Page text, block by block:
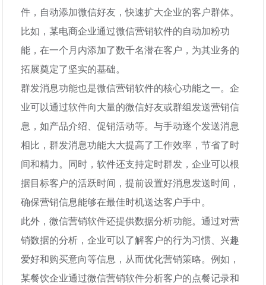
件，自动添加微信好友，快速扩大企业的客户群体。
比如，某电商企业通过微信营销软件的自动加粉功
能，在一个月内添加了数千名潜在客户，为其业务的
拓展奠定了坚实的基础。
群发消息功能也是微信营销软件的核心功能之一。企
业可以通过软件向大量的微信好友或群组发送营销信
息，如产品介绍、促销活动等。与手动逐个发送消息
相比，群发消息功能大大提高了工作效率，节省了时
间和精力。同时，软件还支持定时群发，企业可以根
据目标客户的活跃时间，提前设置好消息发送时间，
确保营销信息能够在最佳时机送达客户手中。
此外，微信营销软件还提供数据分析功能。通过对营
销数据的分析，企业可以了解客户的行为习惯、兴趣
爱好和购买意向等信息，从而优化营销策略。例如，
某餐饮企业通过微信营销软件分析客户的点餐记录和